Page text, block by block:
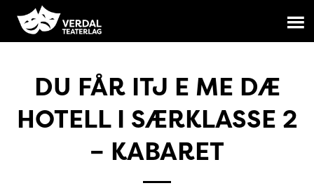
DU FÅR ITJ E ME DÆ
HOTELL I SÆRKLASSE 2
– KABARET